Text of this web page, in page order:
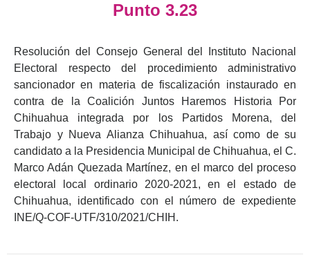
Punto 3.23
Resolución del Consejo General del Instituto Nacional
Electoral respecto del procedimiento administrativo
sancionador en materia de fiscalización instaurado en
contra de la Coalición Juntos Haremos Historia Por
Chihuahua integrada por los Partidos Morena, del
Trabajo y Nueva Alianza Chihuahua, así como de su
candidato a la Presidencia Municipal de Chihuahua, el C.
Marco Adán Quezada Martínez, en el marco del proceso
electoral local ordinario 2020-2021, en el estado de
Chihuahua, identificado con el número de expediente
INE/Q-COF-UTF/310/2021/CHIH.